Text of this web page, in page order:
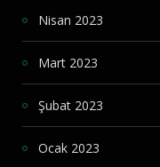
Nisan 2023
Mart 2023
Şubat 2023
Ocak 2023